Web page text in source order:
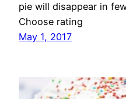
pie will disappear in
Choose rating
May 1, 2017